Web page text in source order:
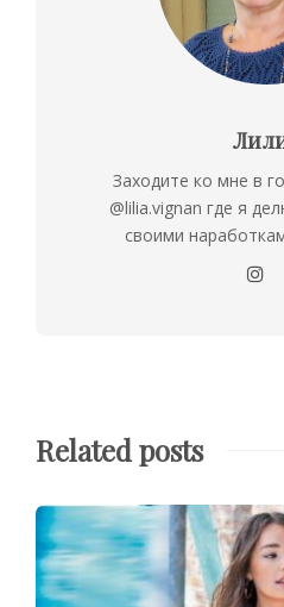
Заходите ко мне в
@lilia.vignan где я
своими
Related posts